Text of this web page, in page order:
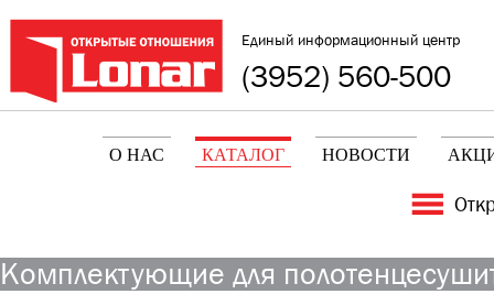
Единый информационный центр
(3952) 560-500
О НАС КАТАЛОГ НОВОСТИ
Комплектующие для